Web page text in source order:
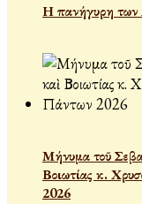
Η πανήγυρη
Μήνυμα τοῦ
Βοιωτίας κ.
2026